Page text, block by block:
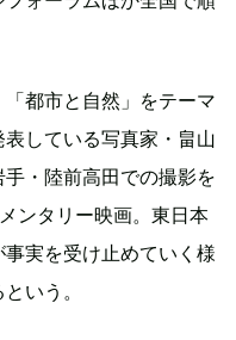
都市と自然」をテーマ
している写真家・畠山
・陸前高田での撮影を
ンタリー映画。東日本
実を受け止めていく様
いう。